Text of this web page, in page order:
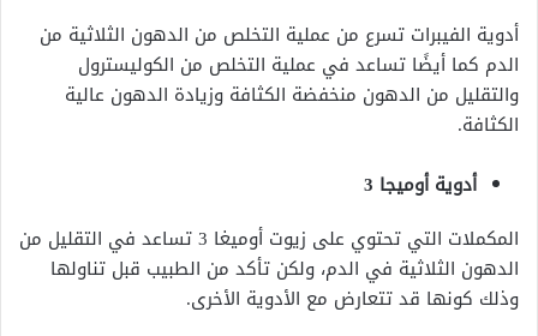
أدوية الفيبرات تسرع من عملية التخلص من الدهون الثلاثية من
الدم كما أيضًا تساعد في عملية التخلص من الكوليسترول
والتقليل من الدهون منخفضة الكثافة وزيادة الدهون عالية
الكثافة.
أدوية أوميجا 3
المكملات التي تحتوي على زيوت أوميغا 3 تساعد في التقليل من
الدهون الثلاثية في الدم، ولكن تأكد من الطبيب قبل تناولها
وذلك كونها قد تتعارض مع الأدوية الأخرى.